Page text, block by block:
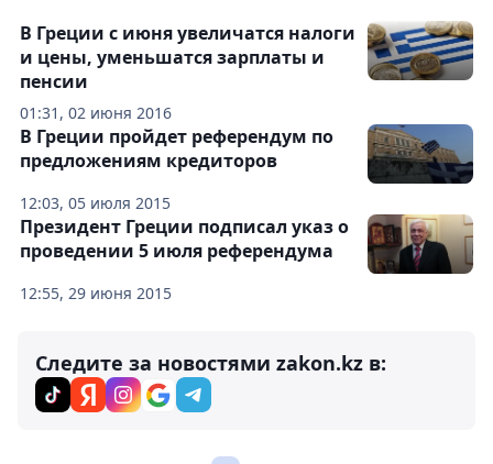
01:31, 02 июня 2016
В Греции с июня увеличатся налоги
и цены, уменьшатся зарплаты и
пенсии
12:03, 05 июля 2015
В Греции пройдет референдум по
предложениям кредиторов
12:55, 29 июня 2015
Президент Греции подписал указ о
проведении 5 июля референдума
Следите за новостями zakon.kz в: